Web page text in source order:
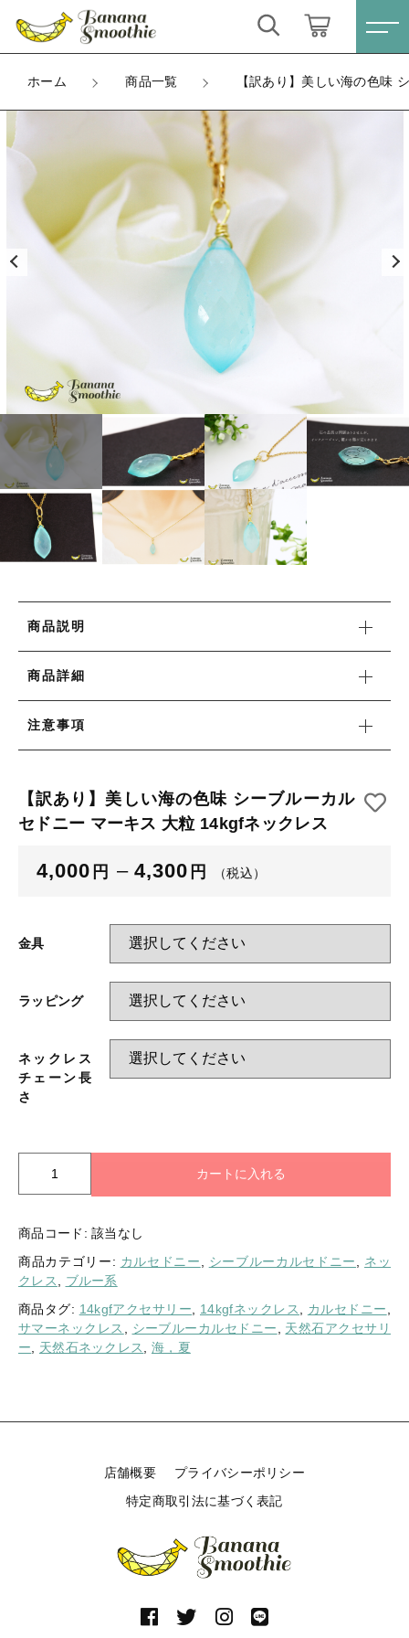
ホーム 商品一覧 【訳あり】美しい海の色味
商品説明
商品詳細
注意事項
【訳あり】美しい海の色味 シーブルーカル
セドニー マーキス 大粒 14kgfネックレス
4,000 円 – 4,300 円 （税込）
金具
ラッピング
ネックレス
チェーン長
さ
訳
り
美
し
い
海
の
ー
カートに入れる
商品コード:該当なし
商品カテゴリー: カルセドニー, シーブルーカルセドニー, ネッ
クレス, ブルー系
商品タグ: 14kgfアクセサリー, 14kgfネックレス, カルセドニー,
サマーネックレス , シーブルーカルセドニー, 天然石アクセサリ
ー, 天然石ネックレス, 海，夏
店舗概要
プライバシーポリシー
特定商取引法に基づく表記
カートに商品を追加しました
【訳あり】美しい海の色味 シーブルーカルセドニ
ー マーキス 大粒 14kgfネックレス
金具
ラッピング
ネックレスチェーン長さ
（税込）
ショッピングを続ける
カートを確認する
ログイン / 会員登録
すべての商品
ピアス
ブレスレット
リング
HAPPY BAG
-Stone Type-
-Color Type-
新着商品
セール
お知らせ
お問い合わせ
すべて
ピアス
ネックレス
イヤリング
ブレスレット
リング
HAPPY BAG
-Stone Type-
-Color Type-
キーワード検索
こだわり検索
親カテゴリ
その他
在庫あり セール
並び順